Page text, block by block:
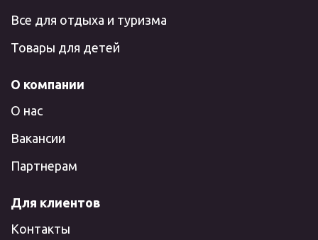
Все для отдыха и туризма
Товары для детей
О компании
О нас
Вакансии
Партнерам
Для клиентов
Контакты